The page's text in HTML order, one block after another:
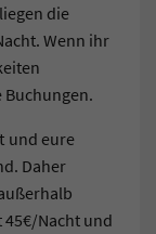
liegen die
Wenn ihr
und eure
Daher
45€/Nacht und